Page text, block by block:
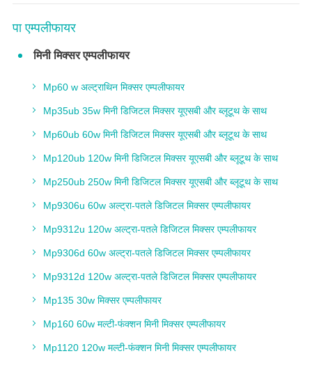
पा एम्पलीफायर
मिनी मिक्सर एम्पलीफायर
Mp60 w अल्ट्राथिन मिक्सर एम्पलीफायर
Mp35ub 35w मिनी डिजिटल मिक्सर यूएसबी और ब्लूटूथ के साथ
Mp60ub 60w मिनी डिजिटल मिक्सर यूएसबी और ब्लूटूथ के साथ
Mp120ub 120w मिनी डिजिटल मिक्सर यूएसबी और ब्लूटूथ के साथ
Mp250ub 250w मिनी डिजिटल मिक्सर यूएसबी और ब्लूटूथ के साथ
Mp9306u 60w अल्ट्रा-पतले डिजिटल मिक्सर एम्पलीफायर
Mp9312u 120w अल्ट्रा-पतले डिजिटल मिक्सर एम्पलीफायर
Mp9306d 60w अल्ट्रा-पतले डिजिटल मिक्सर एम्पलीफायर
Mp9312d 120w अल्ट्रा-पतले डिजिटल मिक्सर एम्पलीफायर
Mp135 30w मिक्सर एम्पलीफायर
Mp160 60w मल्टी-फंक्शन मिनी मिक्सर एम्पलीफायर
Mp1120 120w मल्टी-फंक्शन मिनी मिक्सर एम्पलीफायर